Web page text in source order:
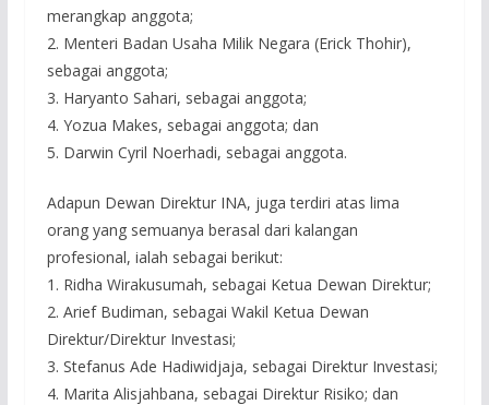
merangkap anggota;
2. Menteri Badan Usaha Milik Negara (Erick Thohir),
sebagai anggota;
3. Haryanto Sahari, sebagai anggota;
4. Yozua Makes, sebagai anggota; dan
5. Darwin Cyril Noerhadi, sebagai anggota.
Adapun Dewan Direktur INA, juga terdiri atas lima
orang yang semuanya berasal dari kalangan
profesional, ialah sebagai berikut:
1. Ridha Wirakusumah, sebagai Ketua Dewan Direktur;
2. Arief Budiman, sebagai Wakil Ketua Dewan
Direktur/Direktur Investasi;
3. Stefanus Ade Hadiwidjaja, sebagai Direktur Investasi;
4. Marita Alisjahbana, sebagai Direktur Risiko; dan